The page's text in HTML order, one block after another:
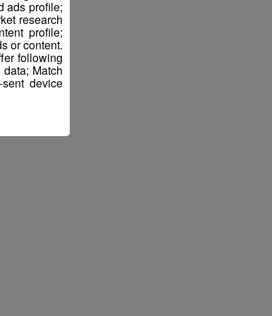
ads profile;
research
profile;
or content.
following
Match
device